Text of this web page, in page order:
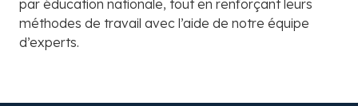
par éducation nationale, tout en renforçant leurs
méthodes de travail avec l’aide de notre équipe
d’experts.